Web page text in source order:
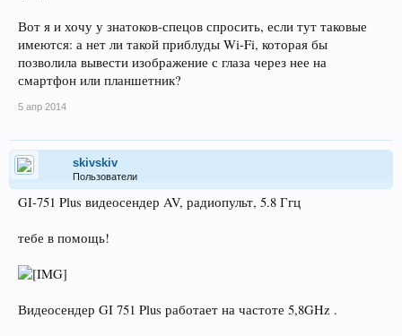
Вот я и хочу у знатоков-спецов спросить, если тут таковые
имеются: а нет ли такой приблуды Wi-Fi, которая бы
позволила вывести изображение с глаза через нее на
смартфон или планшетник?
5 апр 2014
skivskiv
Пользователи
GI-751 Plus видеосендер AV, радиопульт, 5.8 Ггц
тебе в помощь!
Видеосендер GI 751 Plus работает на частоте 5,8GHz .